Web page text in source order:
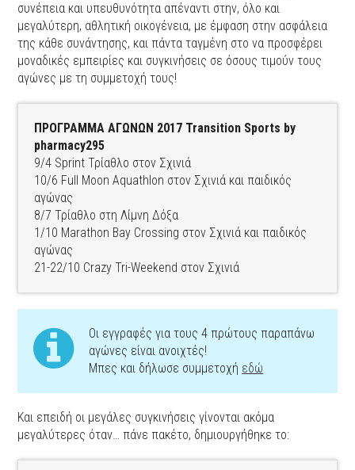
συνέπεια και υπευθυνότητα απέναντι στην, όλο και
μεγαλύτερη, αθλητική οικογένεια, με έμφαση στην ασφάλεια
της κάθε συνάντησης, και πάντα ταγμένη στο να προσφέρει
μοναδικές εμπειρίες και συγκινήσεις σε όσους τιμούν τους
αγώνες με τη συμμετοχή τους!
ΠΡΟΓΡΑΜΜΑ ΑΓΩΝΩΝ 2017 Transition Sports by
pharmacy295
9/4 Sprint Τρίαθλο στον Σχινιά
10/6 Full Moon Aquathlon στον Σχινιά και παιδικός
αγώνας
8/7 Τρίαθλο στη Λίμνη Δόξα
1/10 Marathon Bay Crossing στον Σχινιά και παιδικός
αγώνας
21-22/10 Crazy Tri-Weekend στον Σχινιά
Οι εγγραφές για τους 4 πρώτους παραπάνω
αγώνες είναι ανοιχτές!
Μπες και δήλωσε συμμετοχή εδώ
Και επειδή οι μεγάλες συγκινήσεις γίνονται ακόμα
μεγαλύτερες όταν… πάνε πακέτο, δημιουργήθηκε το: